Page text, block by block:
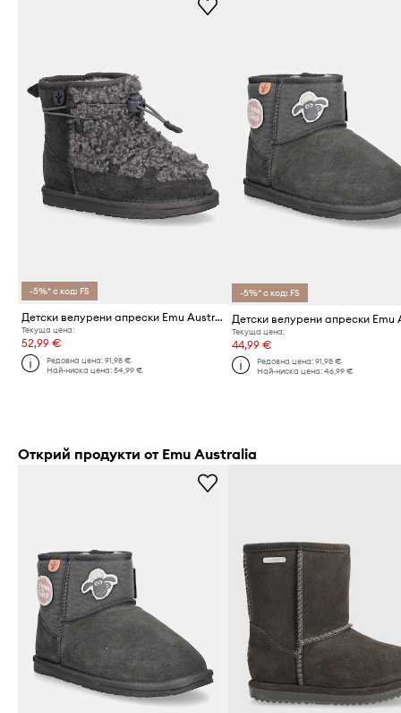
-5%* с код: FS
Детски велурени апрески Emu Australia Mauboy
Текуща цена:
52,99 €
Редовна цена:91,98 €
Най-ниска цена:54,99 €
-5%* с код: FS
Текуща цена:
44,99 €
Редовна цена: 91,98 €
Най-ниска цена: 46,99 €
Открий продукти от Emu Australia